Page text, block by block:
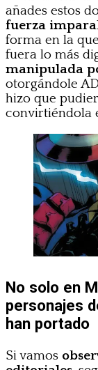
añades estos
fuerza
forma en la
fuera lo más
manipulada
otorgándole
hizo que
convirtiéndola
No solo en
personajes
han portado
Si vamos